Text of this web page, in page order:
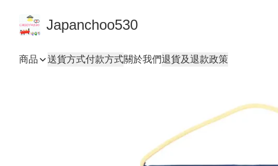
Japanchoo530
商品 送貨方式付款方式關於我們退貨及退款政策